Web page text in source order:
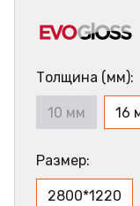
Толщина (мм):
10 мм 16
Размер:
2800*1220